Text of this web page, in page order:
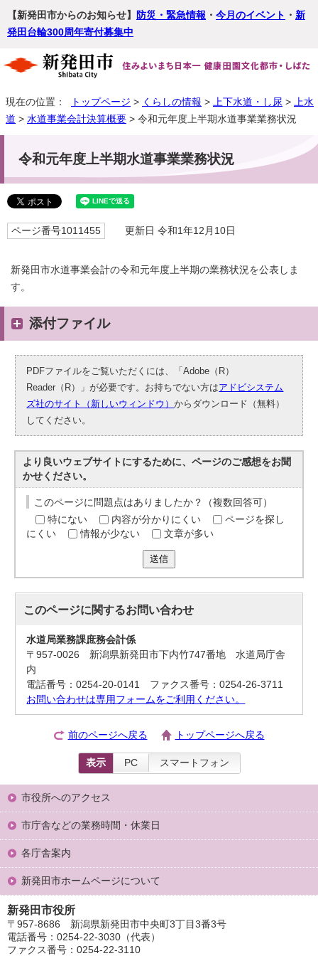
【新発田市からのお知らせ】 防災・緊急情報 ・ 今月のイベント ・ 新
発田台輪300周年寄付募集中
現在の位置： トップページ > くらしの情報 > 上下水道・し尿 >
上水
道 > 水道事業会計決算概要 > 令和元年度上半期水道事業業務状況
令和元年度上半期水道事業業務状況
ページ番号1011455 更新日 令和1年12月10日
新発田市水道事業会計の令和元年度上半期の業務状況を公表しま
す。
添付ファイル
PDFファイルをご覧いただくには、「Adobe（R）
Reader（R）」が必要です。お持ちでない方はアドビシステム
ズ社のサイト（新しいウィンドウ）からダウンロード（無料）
してください。
より良いウェブサイトにするために、ページのご感想をお聞
かせください。
このページに問題点はありましたか？（複数回答可）
特にない
内容が分かりにくい
ページを探し
にくい
情報が少ない 文章が多い
送信
このページに関するお問い合わせ
水道局業務課庶務会計係
〒957-0026 新潟県新発田市下内竹747番地 水道局庁舎
内
電話番号：0254-20-0141 ファクス番号：0254-26-3711
お問い合わせは専用フォームをご利用ください。
前のページへ戻る トップページへ戻る
表示 PC スマートフォン
市役所へのアクセス
市庁舎などの業務時間・休業日
各庁舎案内
新発田市ホームページについて
新発田市役所
〒957-8686 新潟県新発田市中央町3丁目3番3号
電話番号：0254-22-3030（代表）
ファクス番号：0254-22-3110